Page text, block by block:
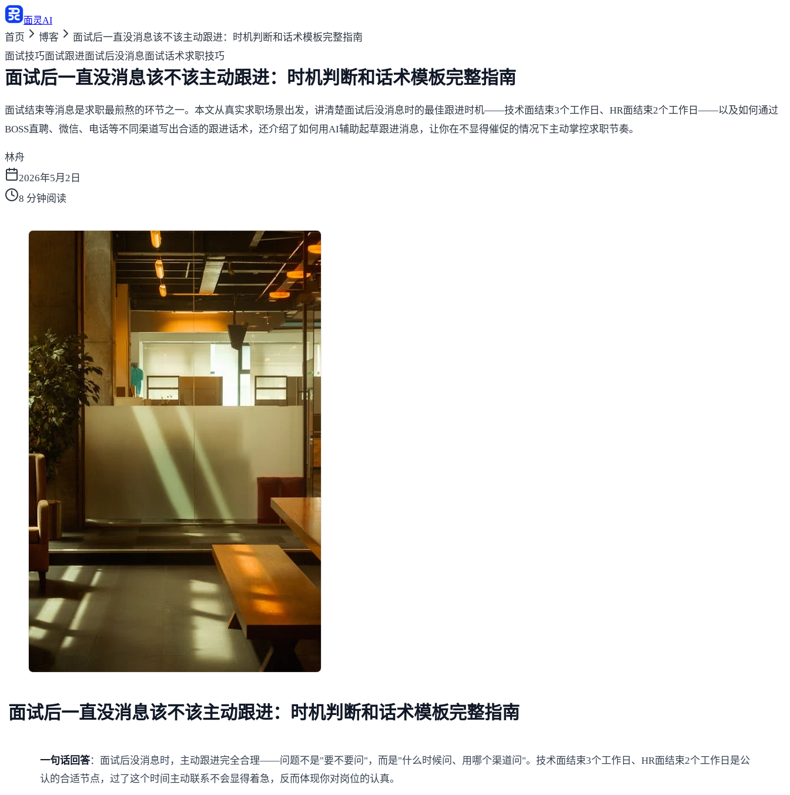
面灵AI
首页 博客
面试后一直没消息该不该主动跟进：时机判断和话术模板完整指南
面试技巧面试跟进面试后没消息面试话术求职技巧
面试后一直没消息该不该主动跟进：时机判断和话术模板完整指南
面试结束等消息是求职最煎熬的环节之一。本文从真实求职场景出发，讲清楚面试后没消息时的最佳跟进时机——技术面结束3个工作日、HR面结束2个工作日——以及如何通过
BOSS直聘、微信、电话等不同渠道写出合适的跟进话术，还介绍了如何用AI辅助起草跟进消息，让你在不显得催促的情况下主动掌控求职节奏。
林舟
2026年5月2日
8 分钟阅读
面试后一直没消息该不该主动跟进：时机判断和话术模板完整指南
一句话回答：面试后没消息时，主动跟进完全合理——问题不是"要不要问"，而是"什么时候问、用哪个渠道问"。技术面结束3个工作日、HR面结束2个工作日是公
认的合适节点，过了这个时间主动联系不会显得着急，反而体现你对岗位的认真。